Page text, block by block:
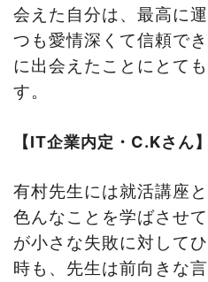
会えた自分は、最高に
つも愛情深くて信頼で
に出会えたことにとて
す。
【IT企業内定・C.Kさん】
有村先生には就活講座
色んなことを学ばさせ
が小さな失敗に対して
時も、先生は前向きな